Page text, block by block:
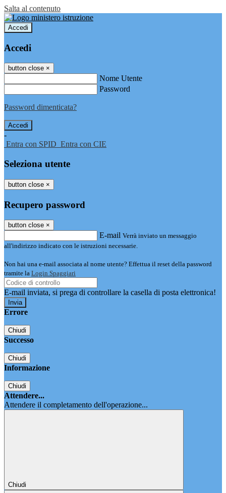
Salta al contenuto
Accedi
Accedi
button close ×
Nome Utente
Password
Password dimenticata?
-
Entra con SPID Entra con CIE
Seleziona utente
button close ×
Recupero password
button close ×
E-mail Verrà inviato un messaggio
all'indirizzo indicato con le istruzioni necessarie.
Non hai una e-mail associata al nome utente? Effettua il reset della password
tramite la Login Spaggiari
E-mail inviata, si prega di controllare la casella di posta elettronica!
Errore
Chiudi
Successo
Chiudi
Informazione
Chiudi
Attendere...
Attendere il completamento dell'operazione...
Chiudi